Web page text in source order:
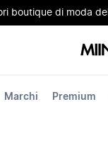
boutique di moda
Marchi Premium